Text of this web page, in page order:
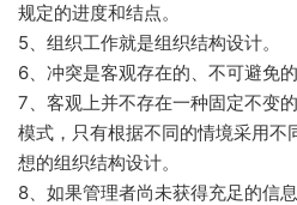
规定的进度和结点。
5、组织工作就是组织结构设计。
6、冲突是客观存在的、不可避免的
7、客观上并不存在一种固定不变
模式，只有根据不同的情境采用不
想的组织结构设计。
8、如果管理者尚未获得充足的信